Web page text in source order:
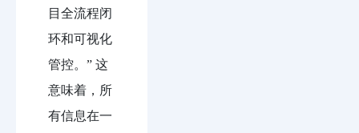
目全流程闭
环和可视化
管控。” 这
意味着，所
有信息在一